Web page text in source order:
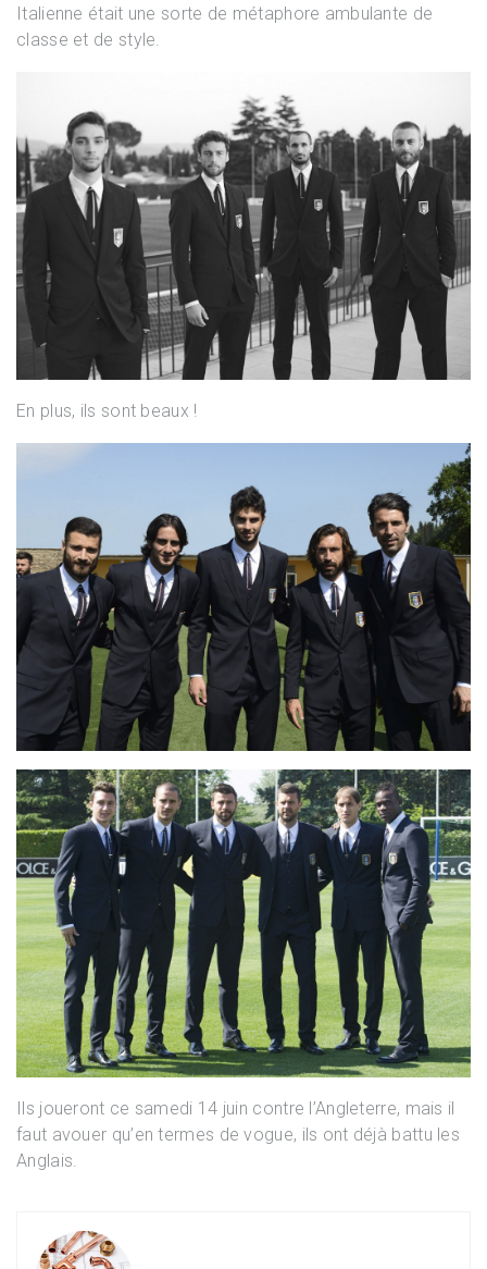
Italienne était une sorte de métaphore ambulante de
classe et de style.
En plus, ils sont beaux !
Ils joueront ce samedi 14 juin contre l’Angleterre, mais il
faut avouer qu’en termes de vogue, ils ont déjà battu les
Anglais.